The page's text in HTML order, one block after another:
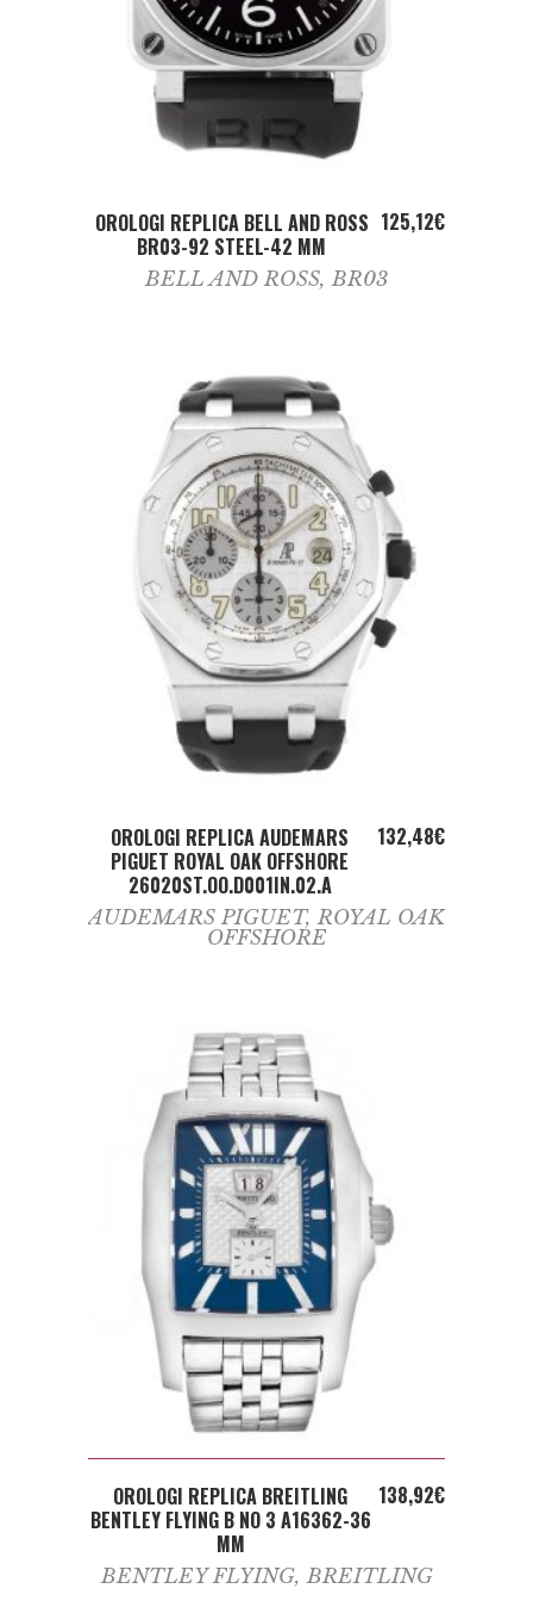
ADD TO CART
OROLOGI REPLICA BELL AND ROSS
BR03-92 STEEL-42 MM
125,12€
BELL AND ROSS,BR03
ADD TO CART
OROLOGI REPLICA AUDEMARS
PIGUET ROYAL OAK OFFSHORE
26020ST.OO.D001IN.02.A
132,48€
AUDEMARS PIGUET, ROYAL OAK
OFFSHORE
ADD TO CART
OROLOGI REPLICA BREITLING
BENTLEY FLYING B NO 3 A16362-36
MM
138,92€
BENTLEY FLYING,BREITLING